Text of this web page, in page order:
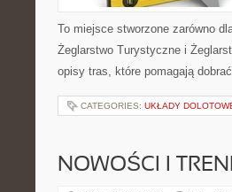
To miejsce stworzone zarówno
Żeglarstwo Turystyczne i
opisy tras, które pomagają
CATEGORIES: UKŁADY
NOWOŚCI I